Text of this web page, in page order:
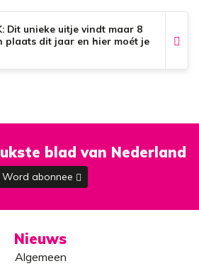
Dit unieke uitje vindt maar 8
plaats dit jaar en hier moét je
blad van Nederland
Word abonnee
Nieuws
Algemeen